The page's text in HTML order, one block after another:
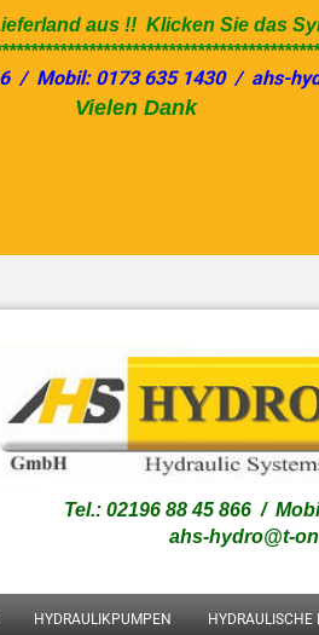
Lieferland
Tel.: 02196 88 45 866 /
ahs-hydro@t-
aus !! Klicken Sie das
/ Mobil: 0173 635 1430 / ahs-
Vielen Dank
HYDRAULIKPUMPEN HYDRAULISCHE